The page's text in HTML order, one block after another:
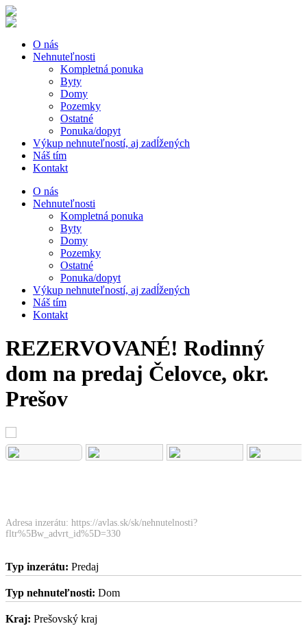
O nás
Nehnuteľnosti
Kompletná ponuka
Byty
Domy
Pozemky
Ostatné
Ponuka/dopyt
Výkup nehnuteľností, aj zadĺžených
Náš tím
Kontakt
O nás
Nehnuteľnosti
Kompletná ponuka
Byty
Domy
Pozemky
Ostatné
Ponuka/dopyt
Výkup nehnuteľností, aj zadĺžených
Náš tím
Kontakt
REZERVOVANÉ! Rodinný
dom na predaj Čelovce, okr.
Prešov
Adresa inzerátu: https://avlas.sk/sk/nehnutelnosti?
fltr%5Bw_advrt_id%5D=330
Typ inzerátu: Predaj
Typ nehnuteľnosti: Dom
Kraj: Prešovský kraj